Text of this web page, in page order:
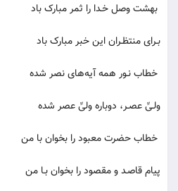
بهشت وصل خـدا را ثمر مبارک باد
بـرای منتظـران این خبر مبارک باد
خطاب نـور همه آیه‌های نصر شده
ولـیِّ عصـر، دوباره ولیِّ عصر شده
خطاب حضرت معبود را بخوان با من
پیام قاصـد و مقصود را بخوان بـا من